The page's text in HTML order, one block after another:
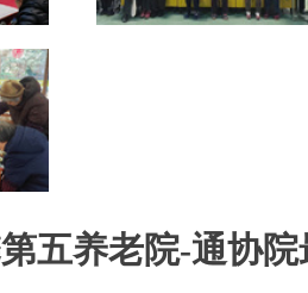
五养老院-通协